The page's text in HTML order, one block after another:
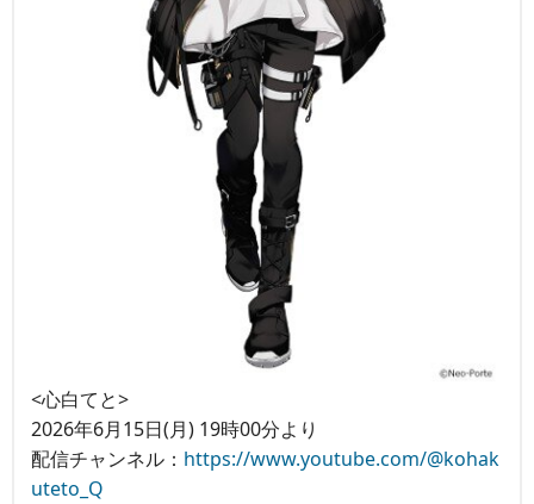
<心白てと>
2026年6月15日(月) 19時00分より
配信チャンネル： https://www.youtube.com/@kohak
uteto_Q